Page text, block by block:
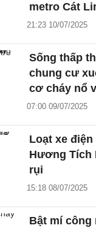
metro Cát
21:23 10/07/2025
Sống thấp
chung cư
cơ cháy nổ
07:00 09/07/2025
Loạt xe
Hương Tích
rụi
15:18 08/07/2025
Bật mí công